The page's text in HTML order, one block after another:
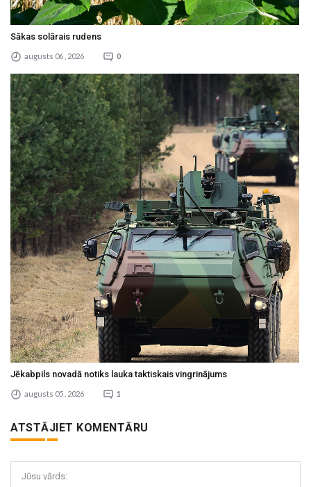
Sākas solārais rudens
augusts 06 , 2026 0
Jēkabpils novadā notiks lauka taktiskais vingrinājums
augusts 05 , 2026 1
ATSTĀJIET KOMENTĀRU
Jūsu vārds: